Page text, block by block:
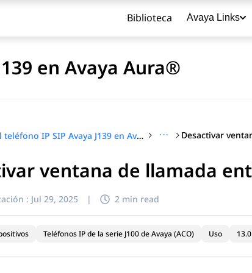
Biblioteca Avaya Links
en Avaya Aura®
Uso del teléfono IP SIP Avaya J139 en Avaya Aura® ···
ventana de llamada
: Jul 29, 2025 | 2 min read
Teléfonos IP de la serie J100 de Avaya (ACO) Uso 13.0